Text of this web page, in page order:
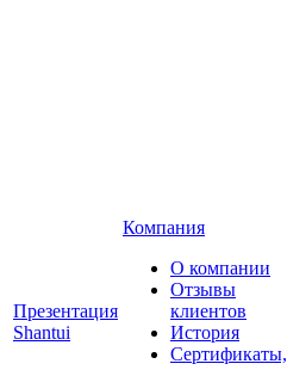
Презентация
Shantui
Компания
О компании
Отзывы
клиентов
История
Сертификаты,